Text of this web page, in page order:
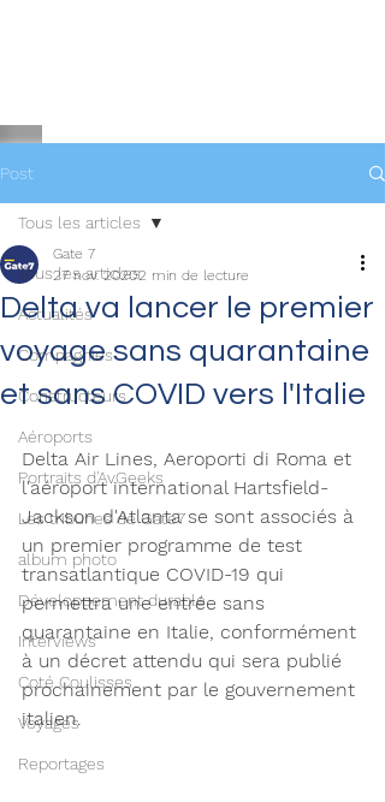
Post
Tous les articles
Actualités
Compagnies
Constructeurs
Aéroports
Portraits d'AvGeeks
Les tribunes de Gate7
album photo
Développement durable
Interviews
Coté Coulisses
Voyages
Reportages
Tous les articles
Delta va lancer le premier
voyage sans quarantaine
et sans COVID vers l'Italie
Gate 7
27 nov. 20202 min de lecture
Delta Air Lines, Aeroporti di Roma et
l'aéroport international Hartsfield-
Jackson d'Atlanta se sont associés à
un premier programme de test
transatlantique COVID-19 qui
permettra une entrée sans
quarantaine en Italie, conformément
à un décret attendu qui sera publié
prochainement par le gouvernement
italien.